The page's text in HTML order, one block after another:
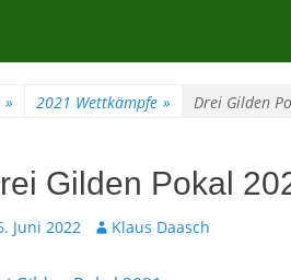
» 2021 Wettkämpfe » Drei Gilden
Gilden Pokal
Juni 2022 AutorKlaus Daasch